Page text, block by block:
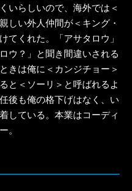
いらしいので、海外では＜
しい外人仲間が＜キング・
てくれた。「アサタロウ」
ウ？」と聞き間違いされる
きは俺に＜カンジチョー＞
と＜ソーリ＞と呼ばれるよ
後も俺の格下げはなく、い
している。本業はコーディ
。